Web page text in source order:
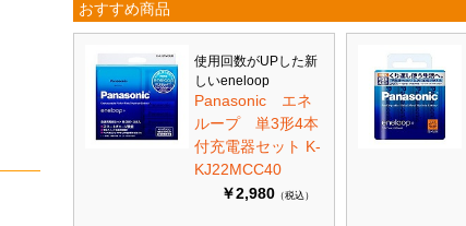
おすすめ商品
使用回数がUPした新
しいeneloop
Panasonic エネ
ループ 単3形4本
付充電器セット K-
KJ22MCC40
￥2,980 （税込）